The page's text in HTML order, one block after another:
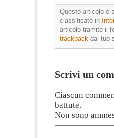
Questo articolo è
classificato in
articolo tramite il
trackback dal tuo
Scrivi un
Ciascun
battute.
Non sono